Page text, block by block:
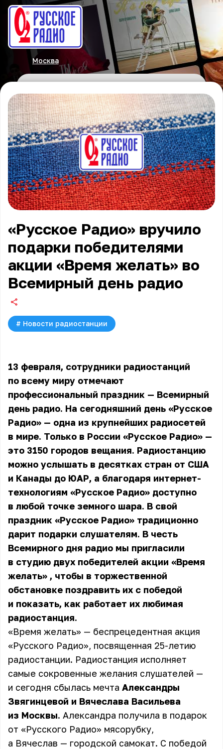
Москва
«Русское Радио» вручило
подарки победителями
акции «Время желать» во
Всемирный день радио
# Новости радиостанции
13 февраля, сотрудники радиостанций
по всему миру отмечают
профессиональный праздник — Всемирный
день радио. На сегодняшний день «Русское
Радио» — одна из крупнейших радиосетей
в мире. Только в России «Русское Радио» —
это 3150 городов вещания. Радиостанцию
можно услышать в десятках стран от США
и Канады до ЮАР, а благодаря интернет-
технологиям «Русское Радио» доступно
в любой точке земного шара. В свой
праздник «Русское Радио» традиционно
дарит подарки слушателям. В честь
Всемирного дня радио мы пригласили
в студию двух победителей акции «Время
желать» , чтобы в торжественной
обстановке поздравить их с победой
и показать, как работает их любимая
радиостанция.
«Время желать» — беспрецедентная акция
«Русского Радио», посвященная 25-летию
радиостанции. Радиостанция исполняет
самые сокровенные желания слушателей —
и сегодня сбылась мечта Александры
Звягинцевой и Вячеслава Васильева
из Москвы. Александра получила в подарок
от «Русского Радио» мясорубку,
а Вячеслав — городской самокат. С победой